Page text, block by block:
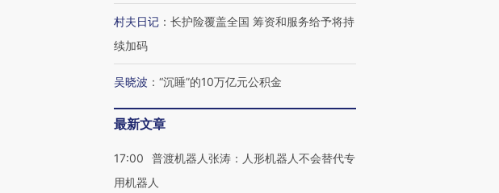
村夫日记 ： 长护险覆盖全国 筹资和服务给予将持
续加码
吴晓波 ： “沉睡”的10万亿元公积金
最新文章
17:00
普渡机器人张涛：人形机器人不会替代专
用机器人